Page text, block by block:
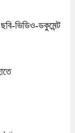
ভিডিও-ডকুমেন্ট